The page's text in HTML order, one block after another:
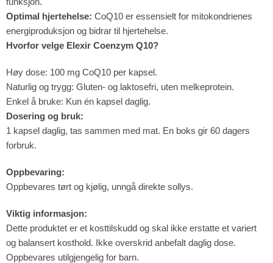
Optimal hjertehelse: CoQ10 er essensielt for mitokondrienes
energiproduksjon og bidrar til hjertehelse.
Hvorfor velge Elexir Coenzym Q10?
Høy dose: 100 mg CoQ10 per kapsel.
Naturlig og trygg: Gluten- og laktosefri, uten melkeprotein.
Enkel å bruke: Kun én kapsel daglig.
Dosering og bruk:
1 kapsel daglig, tas sammen med mat. En boks gir 60 dagers
forbruk.
Oppbevaring:
Oppbevares tørt og kjølig, unngå direkte sollys.
Viktig informasjon:
Dette produktet er et kosttilskudd og skal ikke erstatte et variert
og balansert kosthold. Ikke overskrid anbefalt daglig dose.
Oppbevares utilgjengelig for barn.